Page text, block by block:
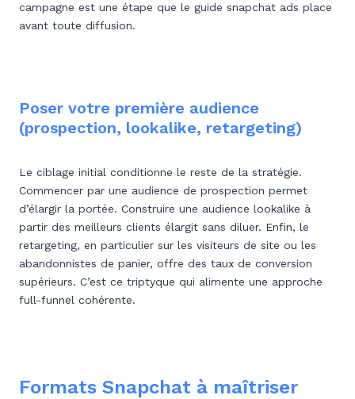
campagne est une étape que le guide snapchat ads place
avant toute diffusion.
Poser votre première audience
(prospection, lookalike, retargeting)
Le ciblage initial conditionne le reste de la stratégie.
Commencer par une audience de prospection permet
d’élargir la portée. Construire une audience lookalike à
partir des meilleurs clients élargit sans diluer. Enfin, le
retargeting, en particulier sur les visiteurs de site ou les
abandonnistes de panier, offre des taux de conversion
supérieurs. C’est ce triptyque qui alimente une approche
full-funnel cohérente.
Formats Snapchat à maîtriser